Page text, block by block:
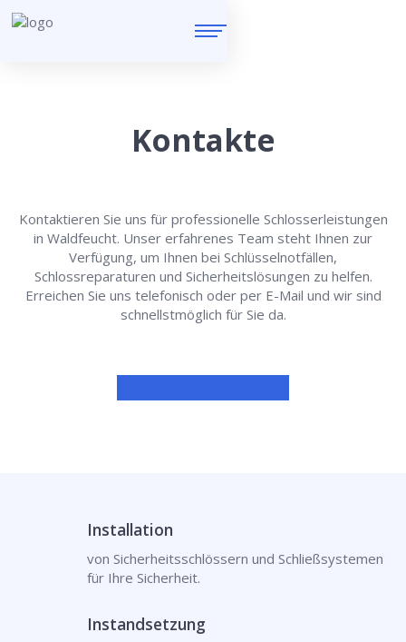
Kontakte
Kontaktieren Sie uns für professionelle Schlosserleistungen
in Waldfeucht. Unser erfahrenes Team steht Ihnen zur
Verfügung, um Ihnen bei Schlüsselnotfällen,
Schlossreparaturen und Sicherheitslösungen zu helfen.
Erreichen Sie uns telefonisch oder per E-Mail und wir sind
schnellstmöglich für Sie da.
Installation
von Sicherheitsschlössern und Schließsystemen
für Ihre Sicherheit.
Instandsetzung